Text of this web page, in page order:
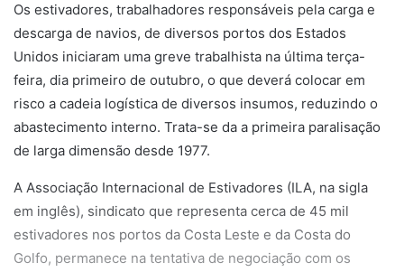
Os estivadores, trabalhadores responsáveis pela carga e
descarga de navios, de diversos portos dos Estados
Unidos iniciaram uma greve trabalhista na última terça-
feira, dia primeiro de outubro, o que deverá colocar em
risco a cadeia logística de diversos insumos, reduzindo o
abastecimento interno. Trata-se da a primeira paralisação
de larga dimensão desde 1977.
A Associação Internacional de Estivadores (ILA, na sigla
em inglês), sindicato que representa cerca de 45 mil
estivadores nos portos da Costa Leste e da Costa do
Golfo, permanece na tentativa de negociação com os